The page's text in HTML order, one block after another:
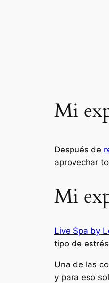
Mi
Después de
aprovechar
Mi
Live Spa by
tipo de
Una de las
y para eso